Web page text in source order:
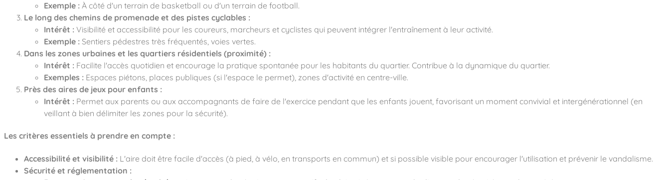
Exemple : À côté d'un terrain de basketball ou d'un terrain de football.
Le long des chemins de promenade et des pistes cyclables :
Intérêt : Visibilité et accessibilité pour les coureurs, marcheurs et cyclistes qui peuvent intégrer l'entraînement à leur activité.
Exemple : Sentiers pédestres très fréquentés, voies vertes.
Dans les zones urbaines et les quartiers résidentiels (proximité) :
Intérêt : Facilite l'accès quotidien et encourage la pratique spontanée pour les habitants du quartier. Contribue à la dynamique du quartier.
Exemples : Espaces piétons, places publiques (si l'espace le permet), zones d'activité en centre-ville.
Près des aires de jeux pour enfants :
Intérêt : Permet aux parents ou aux accompagnants de faire de l'exercice pendant que les enfants jouent, favorisant un moment convivial et intergénérationnel (en
veillant à bien délimiter les zones pour la sécurité).
Les critères essentiels à prendre en compte :
Accessibilité et visibilité : L'aire doit être facile d'accès (à pied, à vélo, en transports en commun) et si possible visible pour encourager l'utilisation et prévenir le vandalisme.
Sécurité et réglementation :